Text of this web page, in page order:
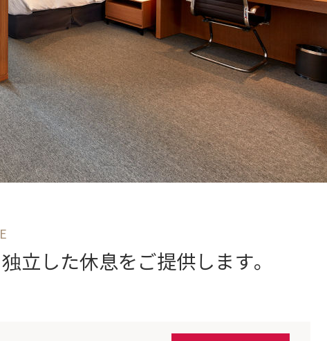
立した休息をご提供します。